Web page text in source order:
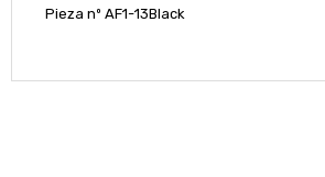
Pieza nº AF1-13Black